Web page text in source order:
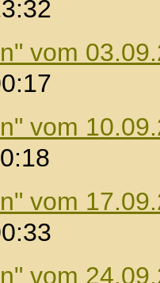
vom
vom
vom
vom